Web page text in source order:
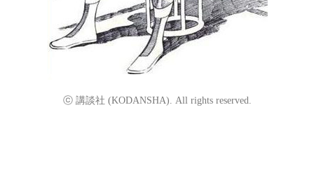
ⓒ 講談社 (KODANSHA). All rights reserved.